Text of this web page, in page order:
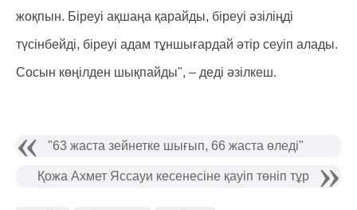
жоқпын. Біреуі ақшаңа қарайды, біреуі әзіліңді
түсінбейді, біреуі адам тұншығардай әтір сеуіп алады.
Сосын көңілден шықпайды", – деді әзілкеш.
"63 жаста зейнетке шығып, 66 жаста өледі"
Қожа Ахмет Яссауи кесенесіне қауіп төніп тұр